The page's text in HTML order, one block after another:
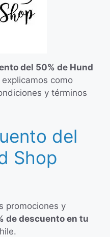
del 50% de Hund
como
y términos
del
Shop
promociones y
de descuento en tu